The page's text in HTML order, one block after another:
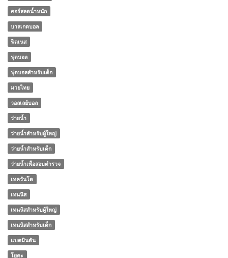
คอร์สลดน้ำหนัก
บาสเกตบอล
ฟิตเนส
ฟุตบอล
ฟุตบอลสำหรับเด็ก
มวยไทย
วอลเลย์บอล
ว่ายน้ำ
ว่ายน้ำสำหรับผู้ใหญ่
ว่ายน้ำสำหรับเด็ก
ว่ายน้ำเพื่อสอบตำรวจ
เทควันโด
เทนนิส
เทนนิสสำหรับผู้ใหญ่
เทนนิสสำหรับเด็ก
แบดมินตัน
โยคะ